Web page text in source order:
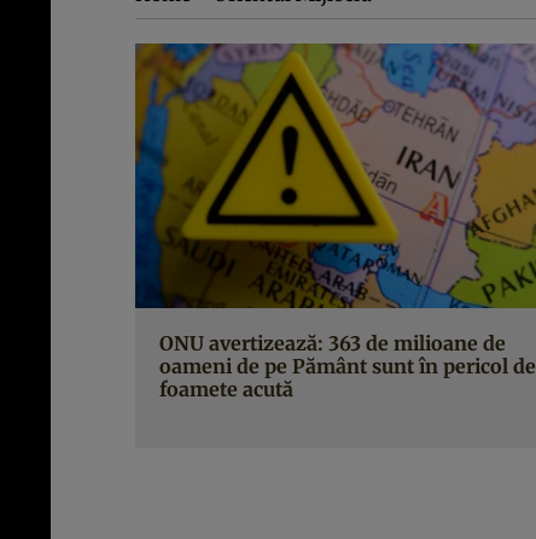
ONU avertizează: 363 de milioane de
oameni de pe Pământ sunt în pericol de
foamete acută